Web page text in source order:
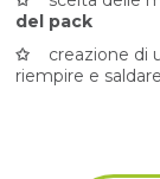
del pack
✩ creazione di
riempire e saldare